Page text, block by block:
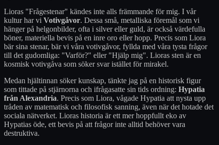
Lioras "Frågestenar" kändes inte alls främmande för mig. I vår
kultur har vi Votivgåvor. Dessa små, metalliska föremål som vi
hänger på helgonbilder, ofta i silver eller guld, är också värdefulla
böner, materiella bevis på en inre oro eller hopp. Precis som Liora
bär sina stenar, bär vi våra votivgåvor, fyllda med våra tysta frågor
till det gudomliga: "Varför?" eller "Hjälp mig". Lioras sten är en
kosmisk votivgåva som söker svar istället för mirakel.
Medan hjältinnan söker kunskap, tänkte jag på en historisk figur
som tittade på stjärnorna och ifrågasatte sin tids ordning: Hypatia
från Alexandria. Precis som Liora, vågade Hypatia att nysta upp
tråden av matematisk och filosofisk sanning, även när det hotade det
sociala nätverket. Lioras historia är ett mer hoppfullt eko av
Hypatias öde, ett bevis på att frågor inte alltid behöver vara
destruktiva.